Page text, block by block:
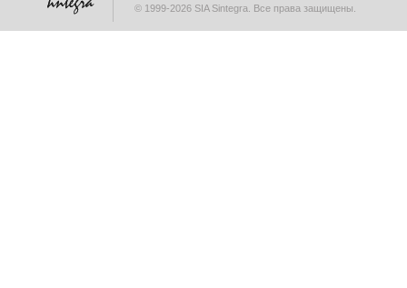
© 1999-2026 SIA Sintegra. Все права защищены.